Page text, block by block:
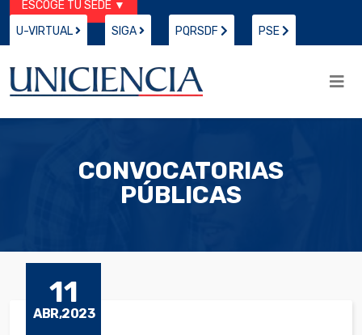
ESCOGE TU SEDE ▼
U-VIRTUAL
SIGA PQRSDF PSE
CONVOCATORIAS
PÚBLICAS
11
ABR,2023